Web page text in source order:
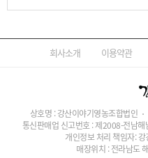
회사소개 이용약관
상호명 : 강산이야기영농조합법인
통신판매업 신고번호 : 제2008-전남
개인정보 처리 책임자: 강
매장위치 : 전라남도